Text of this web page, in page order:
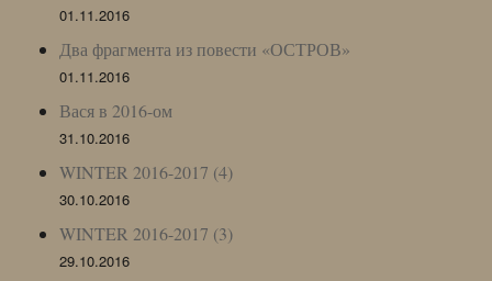
01.11.2016
Два фрагмента из повести «ОСТРОВ»
01.11.2016
Вася в 2016-ом
31.10.2016
WINTER 2016-2017 (4)
30.10.2016
WINTER 2016-2017 (3)
29.10.2016